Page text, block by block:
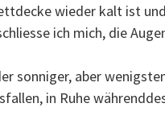
wieder kalt ist
ich mich, die
sonniger, aber
in Ruhe